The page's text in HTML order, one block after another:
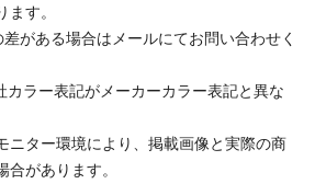
す。
がある場合はメールにてお問い合わせく
ラー表記がメーカーカラー表記と異な
ニター環境により、掲載画像と実際の商
があります。